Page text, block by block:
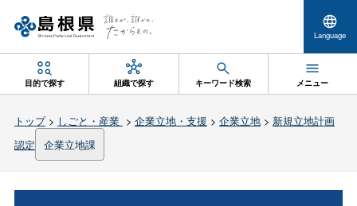
Language
目的で探す 組織で探す キーワード検索 メニュー
トップ> しごと・産業 > 企業立地・支援 > 企業立地> 新規立地計画
認定
企業立地課